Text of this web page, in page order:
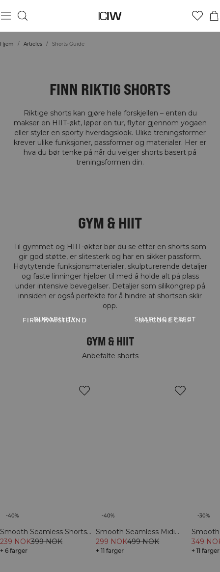
Hjem / Articles / Shorts Guide
SHORTS GUIDE
FINN RIKTIG SHORTS
Riktige shorts kan gjøre hele forskjellen – enten du
makser en HIIT-økt, løper en tur, flyter gjennom yogaen
eller styler en sporty hverdagslook. Ulike treningsformer
krever ulike funksjoner, passformer og materialer. Her er
hva du bør tenke på når du velger shorts basert på
treningsformen din.
GYM & HIIT
Til gymmet og HIIT-økter bør du se etter en shorts som
gir god støtte, er slitesterk og har en sikker passform.
Høytytende funksjonsmaterialer, skulpturerende detaljer
og faste linninger hjelper til med å holde alt på plass
under intensive bevegelser. Detaljer som silikongrep på
innsiden er også perfekte for å hindre at shortsen sklir
DURABILITY SHAPING EFFECT
FIRM WAISTBAND SILICONE GRIP
GYM & HIIT
Anbefalte shorts
-40%
Smooth Seamless Shorts
Pastel Lilac
239 NOK399 NOK
+ 6 farger
-40%
Smooth Seamless Midi
Shorts River Green
299 NOK499 NOK
+ 11 farger
-30%
Shorts
349
+ 11 farger